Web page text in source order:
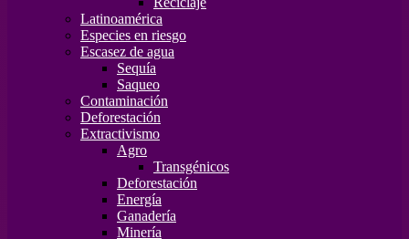
Latinoamérica
Especies en riesgo
Escasez de agua
Sequía
Saqueo
Contaminación
Deforestación
Extractivismo
Agro
Transgénicos
Deforestación
Energía
Ganadería
Minería